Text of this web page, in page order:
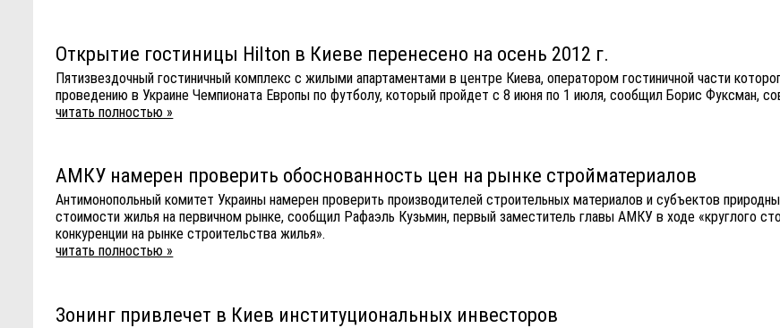
Открытие гостиницы Hilton в Киеве перенесено на осень 2012 г.
Пятизвездочный гостиничный комплекс с жилыми апартаментами в центре Киева, оператором гостиничной части
проведению в Украине Чемпионата Европы по футболу, который пройдет с 8 июня по 1 июля, сообщил Борис Фуксман,
читать полностью »
АМКУ намерен проверить обоснованность цен на рынке стройматериалов
Антимонопольный комитет Украины намерен проверить производителей строительных материалов и субъектов
стоимости жилья на первичном рынке, сообщил Рафаэль Кузьмин, первый заместитель главы АМКУ в ходе «круглого
конкуренции на рынке строительства жилья».
читать полностью »
Зонинг привлечет в Киев институциональных инвесторов